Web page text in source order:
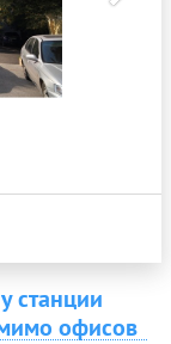
станции
офисов